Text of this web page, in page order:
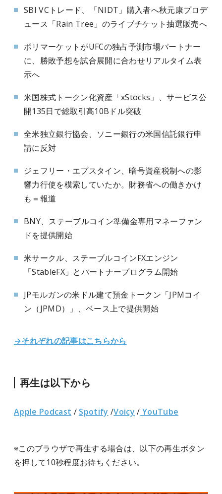
SBI VCトレード、「NIDT」購入者へ秋元康プロデ
ュース「Rain Tree」のライブチケット抽選販売へ
ポリマーケットがUFCの独占予測市場パートナー
に、勝敗予想を試合展開に合わせリアルタイム表
示へ
米国株式トークン化資産「xStocks」、サービス公
開135日で総取引高10Bドル突破
全米独立銀行協会、ソニー銀行の米国信託銀行申
請に反対
ジェフリー・エプスタイン、暗号資産税制への影
響力行使を模索していたか。財務省への働きかけ
も＝報道
BNY、ステーブルコイン準備金専用マネーファン
ドを提供開始
米サークル、ステーブルコインFXエンジン
「StableFX」とパートナープログラム開始
JPモルガンの米ドル建て預金トークン「JPMコイ
ン（JPMD）」、ベース上で提供開始
→それぞれの記事はこちらから
再生は以下から
Apple Podcast / Spotify /Voicy / YouTube
※このブラウザで再生する場合は、以下の再生ボタン
を押して10秒程度お待ちください。